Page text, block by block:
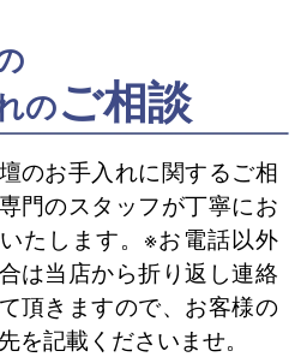
のご相談
のお手入れに関するご相
門のスタッフが丁寧にお
たします。※お電話以外
は当店から折り返し連絡
頂きますので、お客様の
を記載くださいませ。